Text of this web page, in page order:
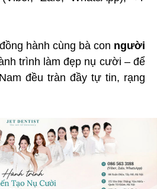
hành cùng bà con người
trình làm đẹp nụ cười – để
đều tràn đầy tự tin, rạng